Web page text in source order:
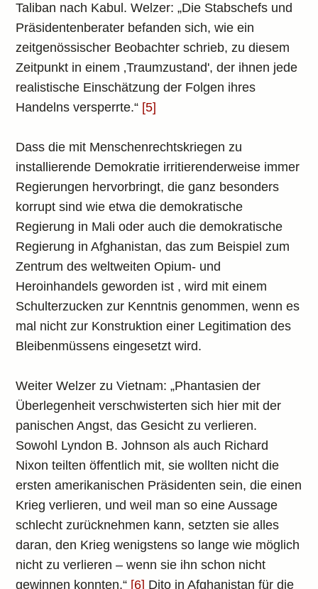
Taliban nach Kabul. Welzer: „Die Stabschefs und
Präsidentenberater befanden sich, wie ein
zeitgenössischer Beobachter schrieb, zu diesem
Zeitpunkt in einem ‚Traumzustand', der ihnen jede
realistische Einschätzung der Folgen ihres
Handelns versperrte.“ [5]
Dass die mit Menschenrechtskriegen zu
installierende Demokratie irritierenderweise immer
Regierungen hervorbringt, die ganz besonders
korrupt sind wie etwa die demokratische
Regierung in Mali oder auch die demokratische
Regierung in Afghanistan, das zum Beispiel zum
Zentrum des weltweiten Opium- und
Heroinhandels geworden ist , wird mit einem
Schulterzucken zur Kenntnis genommen, wenn es
mal nicht zur Konstruktion einer Legitimation des
Bleibenmüssens eingesetzt wird.
Weiter Welzer zu Vietnam: „Phantasien der
Überlegenheit verschwisterten sich hier mit der
panischen Angst, das Gesicht zu verlieren.
Sowohl Lyndon B. Johnson als auch Richard
Nixon teilten öffentlich mit, sie wollten nicht die
ersten amerikanischen Präsidenten sein, die einen
Krieg verlieren, und weil man so eine Aussage
schlecht zurücknehmen kann, setzten sie alles
daran, den Krieg wenigstens so lange wie möglich
nicht zu verlieren – wenn sie ihn schon nicht
gewinnen konnten.“ [6] Dito in Afghanistan für die